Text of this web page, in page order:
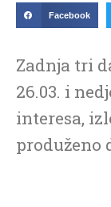
Facebook
Zadnja tri
26.03. i
interesa,
produženo